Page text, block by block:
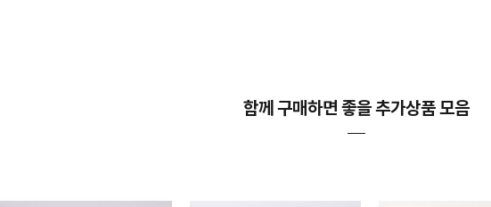
함께 구매하면 좋을 추가상품 모음